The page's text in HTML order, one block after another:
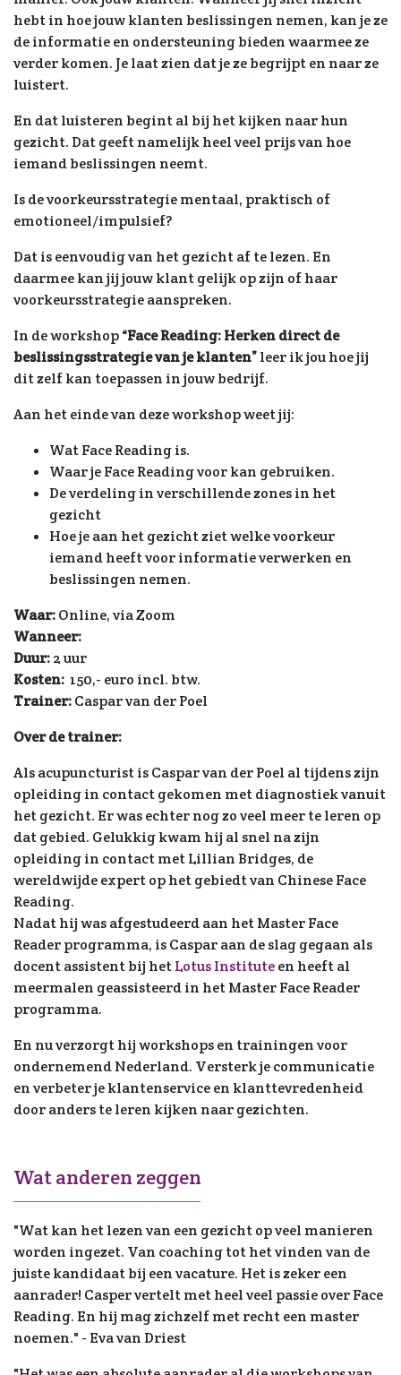
hebt in hoe jouw klanten beslissingen nemen, kan je ze
de informatie en ondersteuning bieden waarmee ze
verder komen. Je laat zien dat je ze begrijpt en naar ze
luistert.
En dat luisteren begint al bij het kijken naar hun
gezicht. Dat geeft namelijk heel veel prijs van hoe
iemand beslissingen neemt.
Is de voorkeursstrategie mentaal, praktisch of
emotioneel/impulsief?
Dat is eenvoudig van het gezicht af te lezen. En
daarmee kan jij jouw klant gelijk op zijn of haar
voorkeursstrategie aanspreken.
In de workshop“Face Reading:Herken direct de
beslissingsstrategie van je klanten”leer ik jou hoe jij
dit zelf kan toepassen in jouw bedrijf.
Aan het einde van deze workshop weet jij:
Wat Face Reading is.
Waar je Face Reading voor kan gebruiken.
De verdeling in verschillende zones in het
gezicht
Hoe je aan het gezicht ziet welke voorkeur
iemand heeft voor informatie verwerken en
beslissingen nemen.
Waar:Online, via Zoom
Wanneer:
Duur:2 uur
Kosten: 150,- euro incl. btw.
Trainer:Caspar van der Poel
Over de trainer:
Als acupuncturist is Caspar van der Poel al tijdens zijn
opleiding in contact gekomen met diagnostiek vanuit
het gezicht. Er was echter nog zo veel meer te leren op
dat gebied. Gelukkig kwam hij al snel na zijn
opleiding in contact met Lillian Bridges, de
wereldwijde expert op het gebiedt van Chinese Face
Reading.
Nadat hij was afgestudeerd aan het Master Face
Reader programma, is Caspar aan de slag gegaan als
docent assistent bij hetLotus Instituteen heeft al
meermalen geassisteerd in het Master Face Reader
programma.
En nu verzorgt hij workshops en trainingen voor
ondernemend Nederland. Versterk je communicatie
en verbeter je klantenservice en klanttevredenheid
door anders te leren kijken naar gezichten.
Wat anderen zeggen
"Wat kan het lezen van een gezicht op veel manieren
worden ingezet. Van coaching tot het vinden van de
juiste kandidaat bij een vacature. Het is zeker een
aanrader! Casper vertelt met heel veel passie over Face
Reading. En hij mag zichzelf met recht een master
noemen." - Eva van Driest